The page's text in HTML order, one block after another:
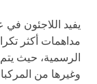
يفيد اللاجئون
مداهمات أكثر
الرسمية، حيث
وغيرها من